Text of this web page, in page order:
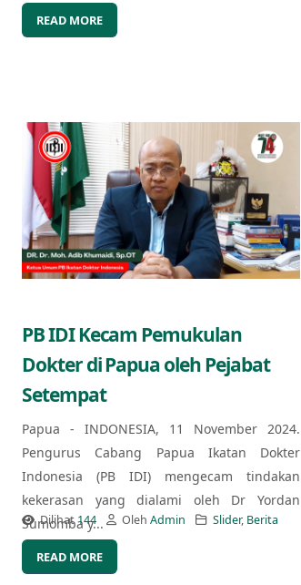
READ MORE
PB IDI Kecam Pemukulan
Dokter di Papua oleh Pejabat
Setempat
Papua - INDONESIA, 11 November 2024.
Pengurus Cabang Papua Ikatan Dokter
Indonesia (PB IDI) mengecam tindakan
kekerasan yang dialami oleh Dr Yordan
Sumomba y...
Dilihat144 Oleh Admin Slider, Berita
READ MORE